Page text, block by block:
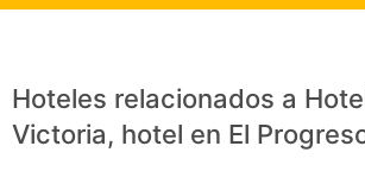
Hoteles relacionados a
Victoria, hotel en El